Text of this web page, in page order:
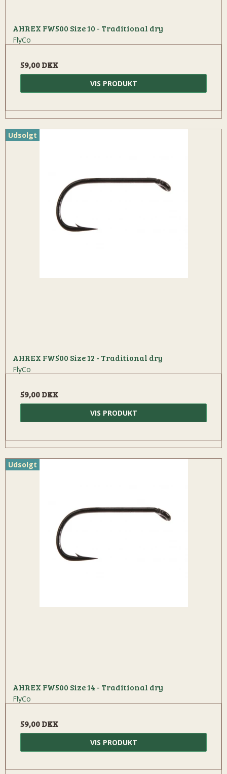
AHREX FW500 Size 10 - Traditional dry
FlyCo
59,00 DKK
VIS PRODUKT
Udsolgt
AHREX FW500 Size 12 - Traditional dry
FlyCo
59,00 DKK
VIS PRODUKT
Udsolgt
AHREX FW500 Size 14 - Traditional dry
FlyCo
59,00 DKK
VIS PRODUKT